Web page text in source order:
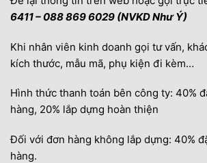
6411 – 088 869 6029 (NVKD Như Ý)
Khi nhân viên kinh doanh gọi tư vấn,
kích thước, mẫu mã, phụ kiện đi kèm…
Hình thức thanh toán bên công ty: 40%
hàng, 20% lắp dựng hoàn thiện
Đối với đơn hàng không lắp dựng: 40%
hàng.